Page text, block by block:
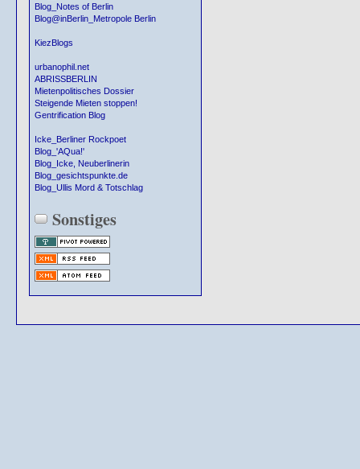
Blog_Notes of Berlin
Blog@inBerlin_Metropole Berlin
KiezBlogs
urbanophil.net
ABRISSBERLIN
Mietenpolitisches Dossier
Steigende Mieten stoppen!
Gentrification Blog
Icke_Berliner Rockpoet
Blog_'AQua!'
Blog_Icke, Neuberlinerin
Blog_gesichtspunkte.de
Blog_Ullis Mord & Totschlag
Sonstiges